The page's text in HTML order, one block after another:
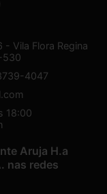
Vila Flora Regina
530
4047
18:00
Aruja H.a
nas redes